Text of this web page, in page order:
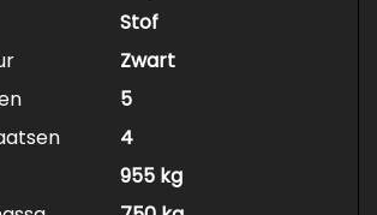
Stof
Zwart
5
4
955 kg